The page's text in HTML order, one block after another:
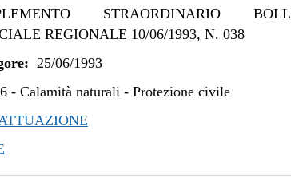
STRAORDINARIO
REGIONALE 10/06/1993, N. 038
25/06/1993
-Calamità naturali - Protezione civile